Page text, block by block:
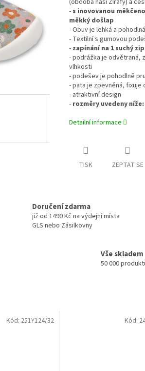
(obdoba naší Žirafy) a
- s inovovanou
měkký došlap
- Obuv je lehká a pohodlná
- Textilní s gumovou
- zapínání na 1 suchý zip
- podrážka je odvětraná,
vlhkosti
- podešev je pohodlně
- pata je zpevněná,
- atraktivní design
- rozměry uvedeny níže:
Detailní informace
TISK ZEPTAT SE
Doručení zdarma
již od 1490 Kč na výdejní místa
GLS nebo Zásilkovny
Vše skladem
50 000
Kód: 251Y124/32 Kód: